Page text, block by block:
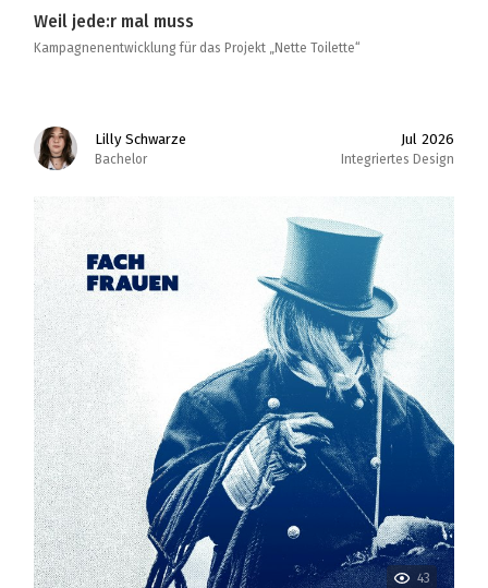
Weil jede:r mal muss
Kampagnenentwicklung für das Projekt „Nette Toilette“
Lilly Schwarze
Bachelor
Jul 2026
Integriertes Design
43